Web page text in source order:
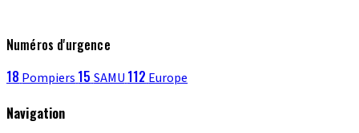
Numéros d'urgence
18 Pompiers 15 SAMU 112 Europe
Navigation